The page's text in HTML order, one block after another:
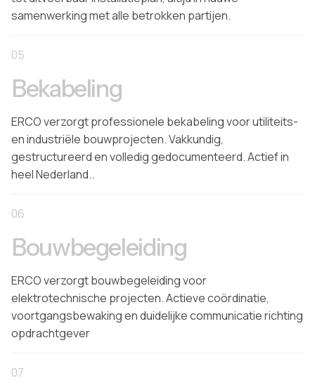
samenwerking met alle betrokken partijen.
05
Bekabeling
ERCO verzorgt professionele bekabeling voor utiliteits-
en industriële bouwprojecten. Vakkundig,
gestructureerd en volledig gedocumenteerd. Actief in
heel Nederland..
06
Bouwbegeleiding
ERCO verzorgt bouwbegeleiding voor
elektrotechnische projecten. Actieve coördinatie,
voortgangsbewaking en duidelijke communicatie richting
opdrachtgever
07